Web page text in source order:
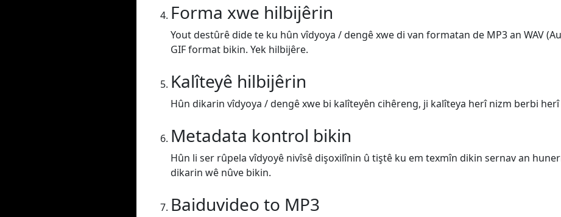
Forma xwe hilbijêrin
Yout destûrê dide te ku hûn vîdyoya / dengê xwe di van formatan de MP3 an WAV
GIF format bikin. Yek hilbijêre.
Kalîteyê hilbijêrin
Hûn dikarin vîdyoya / dengê xwe bi kalîteyên cihêreng, ji kalîteya herî nizm berbi
Metadata kontrol bikin
Hûn li ser rûpela vîdyoyê nivîsê dişoxilînin û tiştê ku em texmîn dikin sernav an
dikarin wê nûve bikin.
Baiduvideo to MP3